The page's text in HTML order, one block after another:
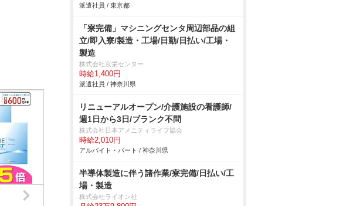
派遣社員 / 東京都
「寮完備」マシニングセンタ周辺部品の組
立/即入寮/製造・工場/日勤/日払い/工場・
製造
株式会社京栄センター
時給1,400円
派遣社員 / 神奈川県
リニューアルオープン/介護施設の看護師/
週1日から3日/ブランク不問
株式会社日本アメニティライフ協会
時給2,010円
アルバイト・パート / 神奈川県
半導体製造に伴う諸作業/寮完備/日払い/工
場・製造
株式会社ライオン社